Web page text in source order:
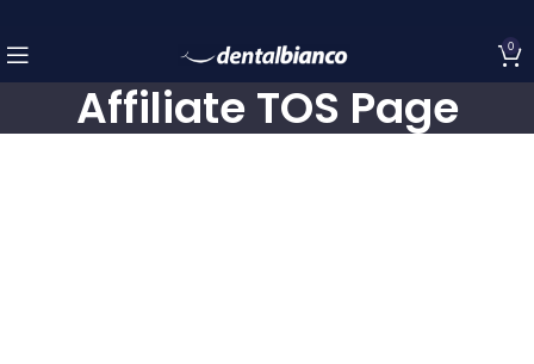
0
Affiliate TOS Page